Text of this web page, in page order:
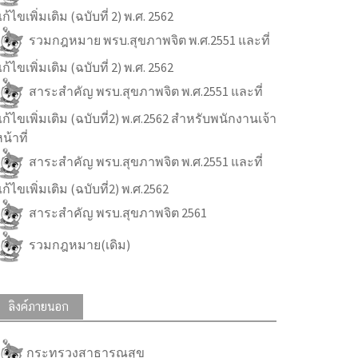
ไขเพิ่มเติม (ฉบับที่ 2) พ.ศ. 2562
รวมกฎหมาย พรบ.สุขภาพจิต พ.ศ.2551 และที่
ไขเพิ่มเติม (ฉบับที่ 2) พ.ศ. 2562
สาระสำคัญ พรบ.สุขภาพจิต พ.ศ.2551 และที่
ไขเพิ่มเติม (ฉบับที่2) พ.ศ.2562 สำหรับพนักงานเจ้า
น้าที่
สาระสำคัญ พรบ.สุขภาพจิต พ.ศ.2551 และที่
ไขเพิ่มเติม (ฉบับที่2) พ.ศ.2562
สาระสำคัญ พรบ.สุขภาพจิต 2561
รวมกฎหมาย(เดิม)
ลิงค์ภายนอก
กระทรวงสาธารณสุข